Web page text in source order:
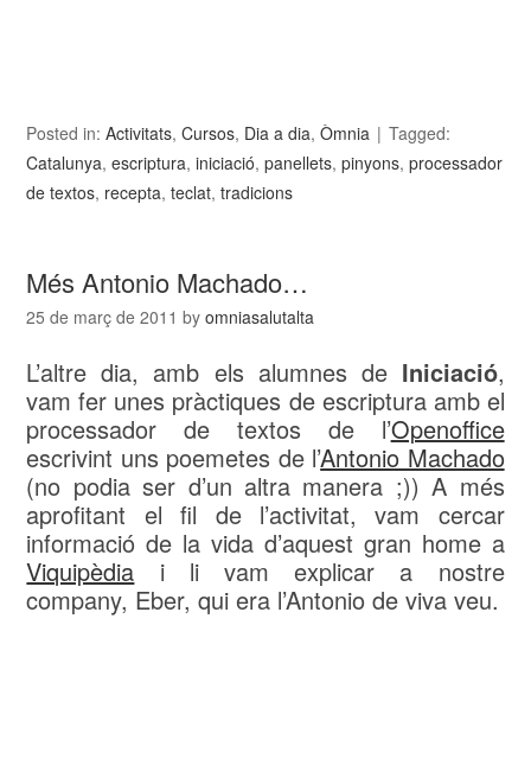
Posted in:Activitats,Cursos, Dia a dia,Òmnia
Tagged:
Catalunya,escriptura,iniciació,panellets,pinyons,processador
de textos, recepta,teclat,tradicions
Més Antonio Machado…
25 de març de 2011 byomniasalutalta
L’altre dia, amb els alumnes de Iniciació,
vam fer unes pràctiques de escriptura amb el
processador de textos de l’Openoffice
escrivint uns poemetes de l’Antonio Machado
(no podia ser d’un altra manera ;)) A més
aprofitant el fil de l’activitat, vam cercar
informació de la vida d’aquest gran home a
Viquipèdia i li vam explicar a nostre
company, Eber, qui era l’Antonio de viva veu.